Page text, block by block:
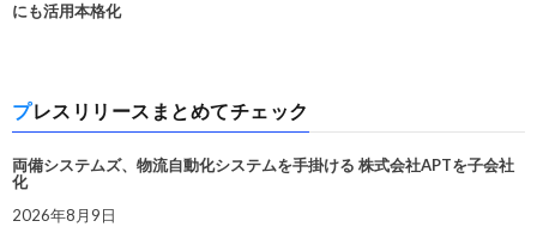
にも活用本格化
プレスリリースまとめてチェック
両備システムズ、物流自動化システムを手掛ける 株式会社APTを子会社
化
2026年8月9日